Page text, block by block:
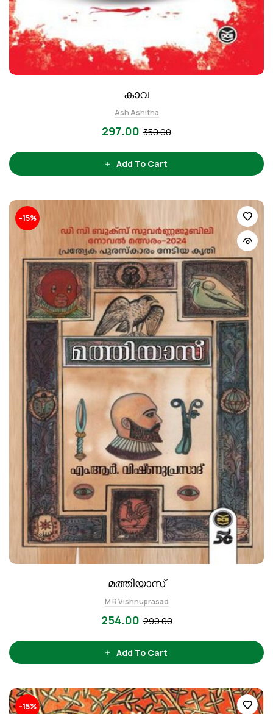
കാവ
Ash Ashitha
350.00
297.00
Add To Cart
-15%
മത്തിയാസ്
M R Vishnuprasad
299.00
254.00
Add To Cart
-15%